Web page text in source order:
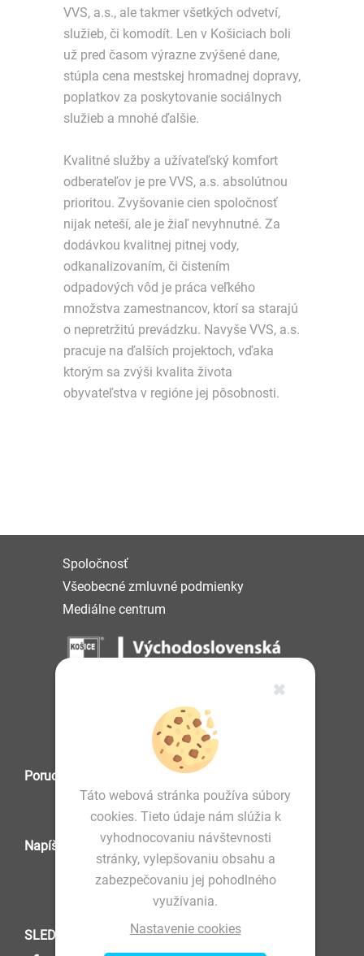
VVS, a.s., ale takmer všetkých odvetví,
služieb, či komodít. Len v Košiciach boli
už pred časom výrazne zvýšené dane,
stúpla cena mestskej hromadnej dopravy,
poplatkov za poskytovanie sociálnych
služieb a mnohé ďalšie.
Kvalitné služby a užívateľský komfort
odberateľov je pre VVS, a.s. absolútnou
prioritou. Zvyšovanie cien spoločnosť
nijak neteší, ale je žiaľ nevyhnutné. Za
dodávkou kvalitnej pitnej vody,
odkanalizovaním, či čistením
odpadových vôd je práca veľkého
množstva zamestnancov, ktorí sa starajú
o nepretržitú prevádzku. Navyše VVS, a.s.
pracuje na ďalších projektoch, vďaka
ktorým sa zvýši kvalita života
obyvateľstva v regióne jej pôsobnosti.
Spoločnosť
Všeobecné zmluvné podmienky
Mediálne centrum
IČO: 36 570 460
Poruchová služba
Napíšte nám
SLEDUJTE NÁS
✖
Táto webová stránka používa súbory
cookies. Tieto údaje nám slúžia k
vyhodnocovaniu návštevnosti
stránky, vylepšovaniu obsahu a
zabezpečovaniu jej pohodlného
využívania.
Nastavenie cookies